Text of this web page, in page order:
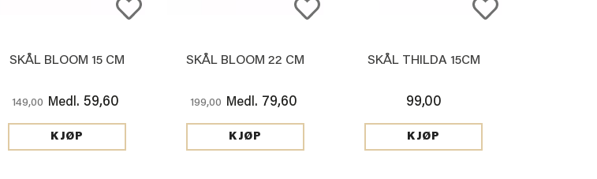
SKÅL BLOOM 15 CM
149,00 Medl. 59,60
KJØP
SKÅL BLOOM 22 CM
199,00 Medl. 79,60
KJØP
SKÅL THILDA 15CM
99,00
KJØP